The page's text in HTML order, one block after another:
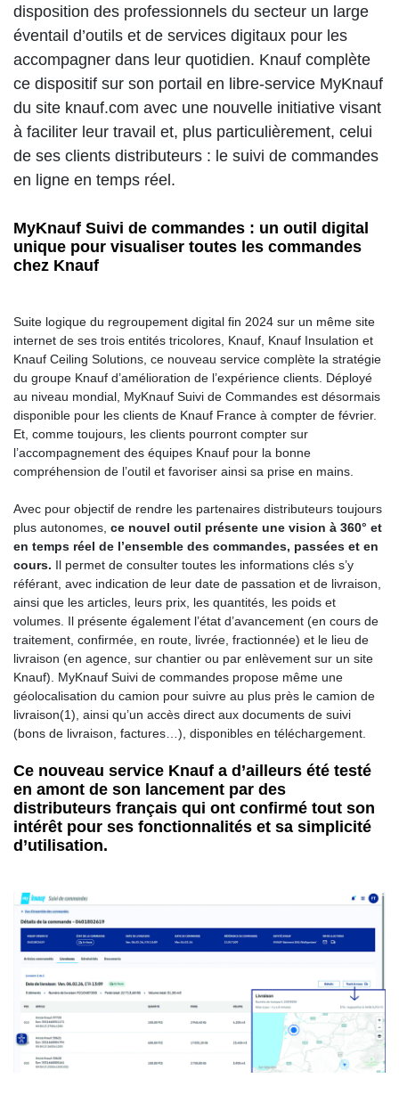
disposition des professionnels du secteur un large
éventail d’outils et de services digitaux pour les
accompagner dans leur quotidien. Knauf complète
ce dispositif sur son portail en libre-service MyKnauf
du site knauf.com avec une nouvelle initiative visant
à faciliter leur travail et, plus particulièrement, celui
de ses clients distributeurs : le suivi de commandes
en ligne en temps réel.
MyKnauf Suivi de commandes : un outil digital
unique pour visualiser toutes les commandes
chez Knauf
Suite logique du regroupement digital fin 2024 sur un même site
internet de ses trois entités tricolores, Knauf, Knauf Insulation et
Knauf Ceiling Solutions, ce nouveau service complète la stratégie
du groupe Knauf d’amélioration de l’expérience clients. Déployé
au niveau mondial, MyKnauf Suivi de Commandes est désormais
disponible pour les clients de Knauf France à compter de février.
Et, comme toujours, les clients pourront compter sur
l’accompagnement des équipes Knauf pour la bonne
compréhension de l’outil et favoriser ainsi sa prise en mains.
Avec pour objectif de rendre les partenaires distributeurs toujours
plus autonomes, ce nouvel outil présente une vision à 360° et
en temps réel de l’ensemble des commandes, passées et en
cours. Il permet de consulter toutes les informations clés s’y
référant, avec indication de leur date de passation et de livraison,
ainsi que les articles, leurs prix, les quantités, les poids et
volumes. Il présente également l’état d’avancement (en cours de
traitement, confirmée, en route, livrée, fractionnée) et le lieu de
livraison (en agence, sur chantier ou par enlèvement sur un site
Knauf). MyKnauf Suivi de commandes propose même une
géolocalisation du camion pour suivre au plus près le camion de
livraison(1), ainsi qu’un accès direct aux documents de suivi
(bons de livraison, factures…), disponibles en téléchargement.
Ce nouveau service Knauf a d’ailleurs été testé
en amont de son lancement par des
distributeurs français qui ont confirmé tout son
intérêt pour ses fonctionnalités et sa simplicité
d’utilisation.